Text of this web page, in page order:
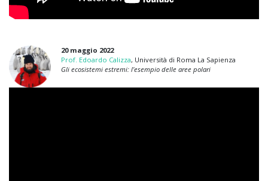
20 maggio 2022
Prof. Edoardo Calizza, Università di Roma La Sapienza
Gli ecosistemi estremi: l’esempio delle aree polari